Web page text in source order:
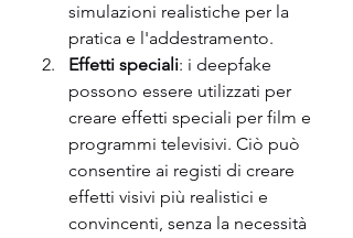
simulazioni realistiche per la
pratica e l'addestramento.
Effetti speciali: i deepfake
possono essere utilizzati per
creare effetti speciali per film e
programmi televisivi. Ciò può
consentire ai registi di creare
effetti visivi più realistici e
convincenti, senza la necessità